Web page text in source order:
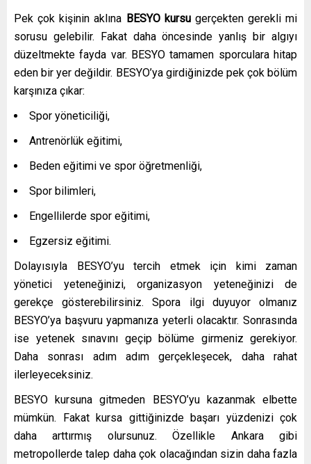
Pek çok kişinin aklına BESYO kursu gerçekten gerekli mi
sorusu gelebilir. Fakat daha öncesinde yanlış bir algıyı
düzeltmekte fayda var. BESYO tamamen sporculara hitap
eden bir yer değildir. BESYO’ya girdiğinizde pek çok bölüm
karşınıza çıkar:
Spor yöneticiliği,
Antrenörlük eğitimi,
Beden eğitimi ve spor öğretmenliği,
Spor bilimleri,
Engellilerde spor eğitimi,
Egzersiz eğitimi.
Dolayısıyla BESYO’yu tercih etmek için kimi zaman
yönetici yeteneğinizi, organizasyon yeteneğinizi de
gerekçe gösterebilirsiniz. Spora ilgi duyuyor olmanız
BESYO’ya başvuru yapmanıza yeterli olacaktır. Sonrasında
ise yetenek sınavını geçip bölüme girmeniz gerekiyor.
Daha sonrası adım adım gerçekleşecek, daha rahat
ilerleyeceksiniz.
BESYO kursuna gitmeden BESYO’yu kazanmak elbette
mümkün. Fakat kursa gittiğinizde başarı yüzdenizi çok
daha arttırmış olursunuz. Özellikle Ankara gibi
metropollerde talep daha çok olacağından sizin daha fazla